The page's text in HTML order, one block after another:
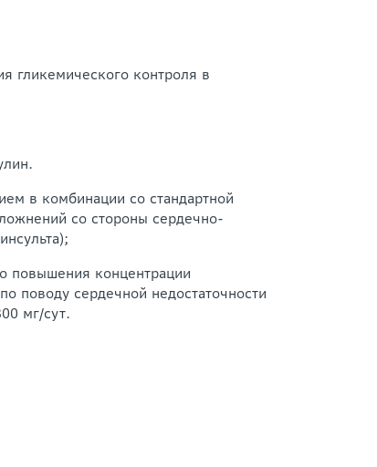
гликемического контроля в
в комбинации со стандартной
со стороны сердечно-
повышения концентрации
поводу сердечной недостаточности
мг/сут.